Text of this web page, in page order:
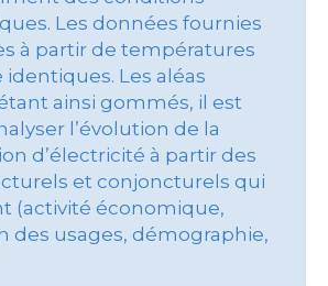
Les données fournies
à partir de températures
Les aléas
ainsi gommés, il est
l’évolution de la
d’électricité à partir des
et conjoncturels qui
(activité économique,
des usages, démographie,